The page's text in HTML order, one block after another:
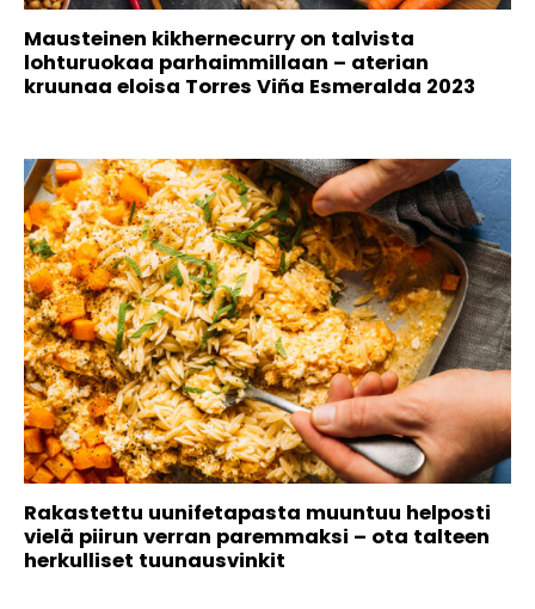
Mausteinen kikhernecurry on talvista
lohturuokaa parhaimmillaan – aterian
kruunaa eloisa Torres Viña Esmeralda 2023
Rakastettu uunifetapasta muuntuu helposti
vielä piirun verran paremmaksi – ota talteen
herkulliset tuunausvinkit